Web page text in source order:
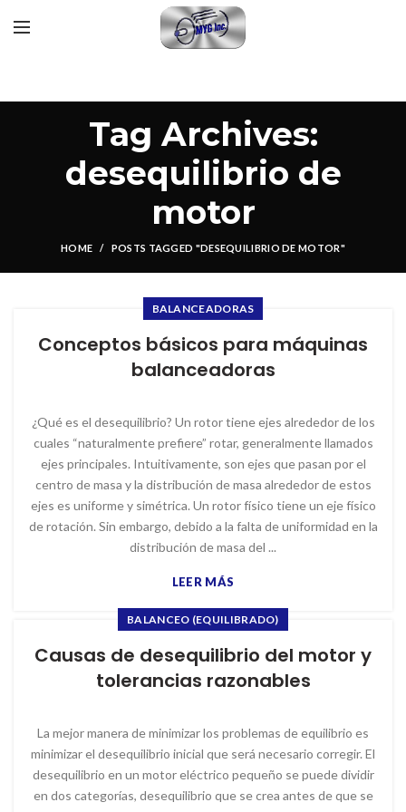
Tag Archives:
desequilibrio de
motor
HOME POSTS TAGGED "DESEQUILIBRIO DE MOTOR"
BALANCEADORAS
Conceptos básicos para máquinas
balanceadoras
¿Qué es el desequilibrio? Un rotor tiene ejes alrededor de los
cuales “naturalmente prefiere” rotar, generalmente llamados
ejes principales. Intuitivamente, son ejes que pasan por el
centro de masa y la distribución de masa alrededor de estos
ejes es uniforme y simétrica. Un rotor físico tiene un eje físico
de rotación. Sin embargo, debido a la falta de uniformidad en la
distribución de masa del ...
LEER MÁS
BALANCEO (EQUILIBRADO)
Causas de desequilibrio del motor y
tolerancias razonables
La mejor manera de minimizar los problemas de equilibrio es
minimizar el desequilibrio inicial que será necesario corregir. El
desequilibrio en un motor eléctrico pequeño se puede dividir
en dos categorías, desequilibrio que se crea antes de que se